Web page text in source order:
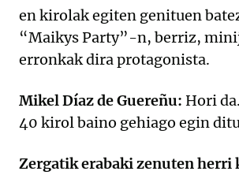
en kirolak egiten genituen
“Maikys Party”-n, berriz,
erronkak dira protagonista.
Mikel Díaz de Guereñu: Hori
40 kirol baino gehiago egin
Zergatik erabaki zenuten herri